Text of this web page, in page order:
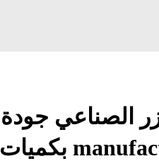
الصناعي جودة
المنتج في الت manufacturing بكميات